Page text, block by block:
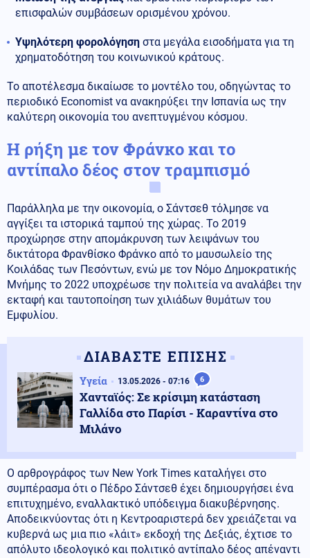
επισφαλών συμβάσεων ορισμένου χρόνου.
Υψηλότερη φορολόγηση στα μεγάλα εισοδήματα για τη
χρηματοδότηση του κοινωνικού κράτους.
Το αποτέλεσμα δικαίωσε το μοντέλο του, οδηγώντας το
περιοδικό Economist να ανακηρύξει την Ισπανία ως την
καλύτερη οικονομία του ανεπτυγμένου κόσμου.
Η ρήξη με τον Φράνκο και το
αντίπαλο δέος στον τραμπισμό
Παράλληλα με την οικονομία, ο Σάντσεθ τόλμησε να
αγγίξει τα ιστορικά ταμπού της χώρας. Το 2019
προχώρησε στην απομάκρυνση των λειψάνων του
δικτάτορα Φρανθίσκο Φράνκο από το μαυσωλείο της
Κοιλάδας των Πεσόντων, ενώ με τον Νόμο Δημοκρατικής
Μνήμης το 2022 υποχρέωσε την πολιτεία να αναλάβει την
εκταφή και ταυτοποίηση των χιλιάδων θυμάτων του
Εμφυλίου.
ΔΙΑΒΑΣΤΕ ΕΠΙΣΗΣ
Υγεία 13.05.2026 - 07:16 6
Χανταϊός: Σε κρίσιμη κατάσταση
Γαλλίδα στο Παρίσι - Καραντίνα στο
Μιλάνο
Ο αρθρογράφος των New York Times καταλήγει στο
συμπέρασμα ότι ο Πέδρο Σάντσεθ έχει δημιουργήσει ένα
επιτυχημένο, εναλλακτικό υπόδειγμα διακυβέρνησης.
Αποδεικνύοντας ότι η Κεντροαριστερά δεν χρειάζεται να
κυβερνά ως μια πιο «λάιτ» εκδοχή της Δεξιάς, έχτισε το
απόλυτο ιδεολογικό και πολιτικό αντίπαλο δέος απέναντι